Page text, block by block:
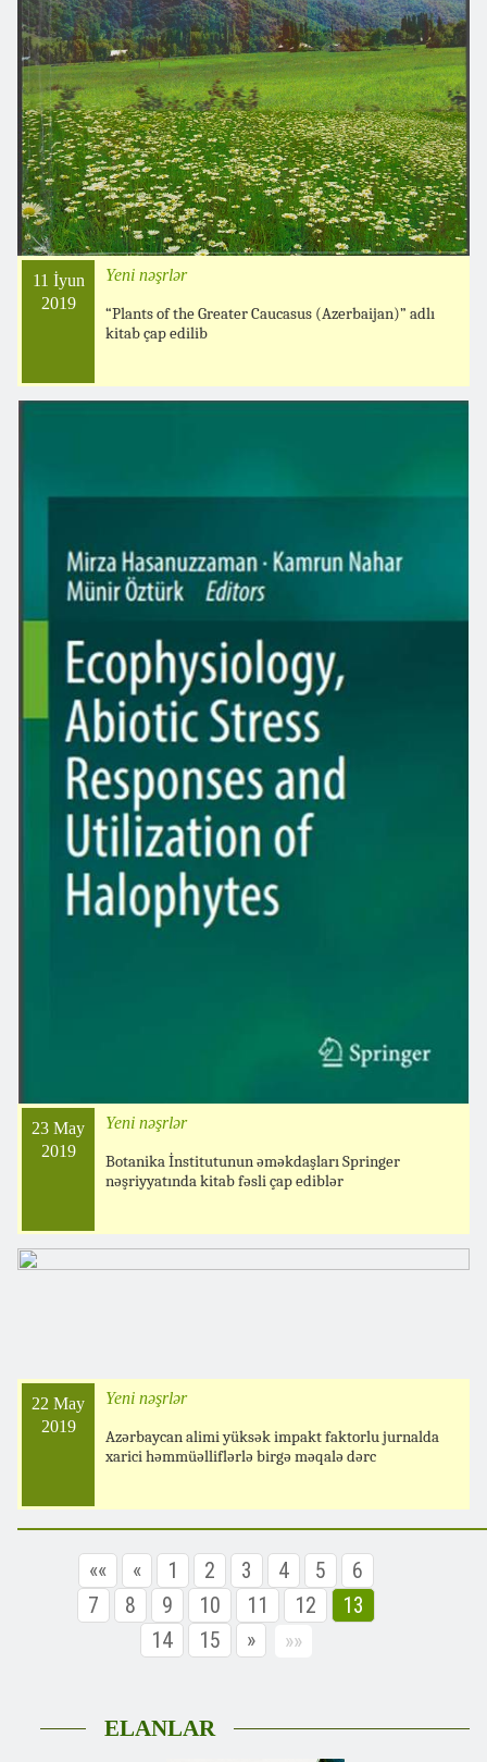
11 İyun
2019
Yeni nəşrlər
“Plants of the Greater Caucasus (Azerbaijan)” adlı
kitab çap edilib
23 May
2019
Yeni nəşrlər
Botanika İnstitutunun əməkdaşları Springer
nəşriyyatında kitab fəsli çap ediblər
22 May
2019
Yeni nəşrlər
Azərbaycan alimi yüksək impakt faktorlu jurnalda
xarici həmmüəlliflərlə birgə məqalə dərc
«« « 1 2 3 4 5
6
7
8 9 10 11 12
13
14
15 » »»
ELANLAR